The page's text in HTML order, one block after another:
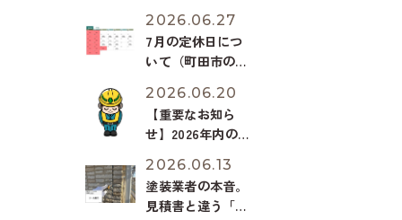
ら ぺんき屋美
装）
2026.06.27
7月の定休日につ
いて（町田市の外
ら ぺんき屋美
装）
2026.06.20
【重要なお知ら
せ】2026年内の外
残りわずかとなり
ました。
2026.06.13
塗装業者の本音。
見積書と違う「安